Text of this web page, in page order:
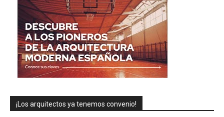
¡Los arquitectos ya tenemos convenio!